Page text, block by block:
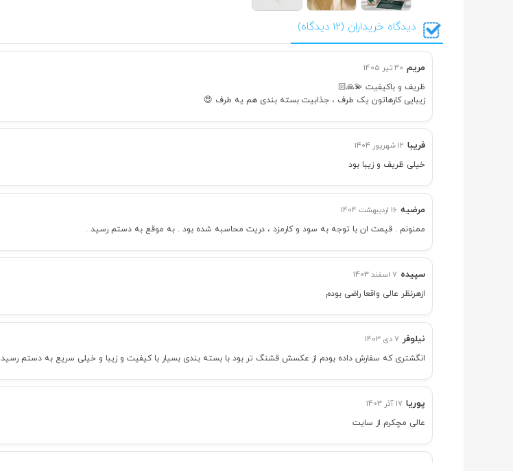
دیدگاه خریداران (12 دیدگاه)
مریم 30 تیر 1405
ظریف و باکیفیت 💫🙏🏻
زیبایی کارهاتون یک طرف ، جذابیت بسته بندی هم یه طرف 😍
فریبا 12 شهریور 1404
خیلی ظریف و زیبا بود
مرضیه 16 اردیبهشت 1404
ممنونم . قیمت ان با توجه به سود و کارمزد ، دریت محاسبه شده بود . به موقع به دستم رسید .
سپیده 7 اسفند 1403
ازهرنظر عالی واقعا راضی بودم
نیلوفر 7 دی 1403
انگشتری که سفارش داده بودم از عکسش قشنگ تر بود با بسته بندی بسیار با کیفیت و زیبا و خیلی سریع به دستم رسید
پوریا 17 آذر 1403
عالی مچکرم از سایت